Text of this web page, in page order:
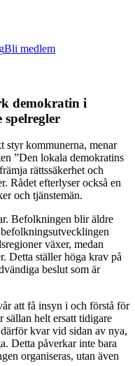
Bli medlem
demokratin i
styr kommunerna, menar
”Den lokala demokratins
rättssäkerhet och
Rådet efterlyser också en
och tjänstemän.
Befolkningen blir äldre
växer, medan
Detta ställer höga krav på
beslut som är
att få insyn i och förstå för
sällan helt ersatt tidigare
kvar vid sidan av nya,
Detta påverkar inte bara
organiseras, utan även